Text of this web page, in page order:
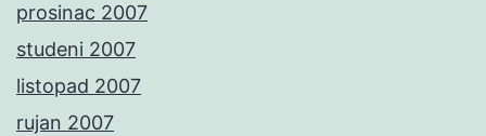
prosinac 2007
studeni 2007
listopad 2007
rujan 2007